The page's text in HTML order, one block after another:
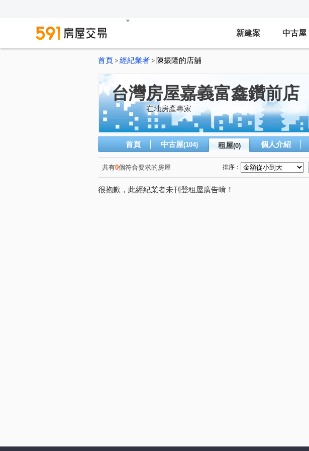
新建案 中古屋
首頁 > 經紀業者 > 陳振隆的店舖
台灣房屋嘉義富鑫鑽前店
在地房產專家
首頁 中古屋(104) 租屋(0) 個人介紹
共有0個符合要求的房屋 排序：
很抱歉，此經紀業者未刊登租屋廣告唷！